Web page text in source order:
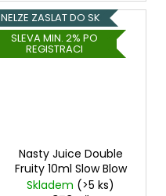
NELZE ZASLAT DO SK
SLEVA MIN. 2% PO
REGISTRACI
Nasty Juice Double
Fruity 10ml Slow Blow
Skladem (>5 ks)